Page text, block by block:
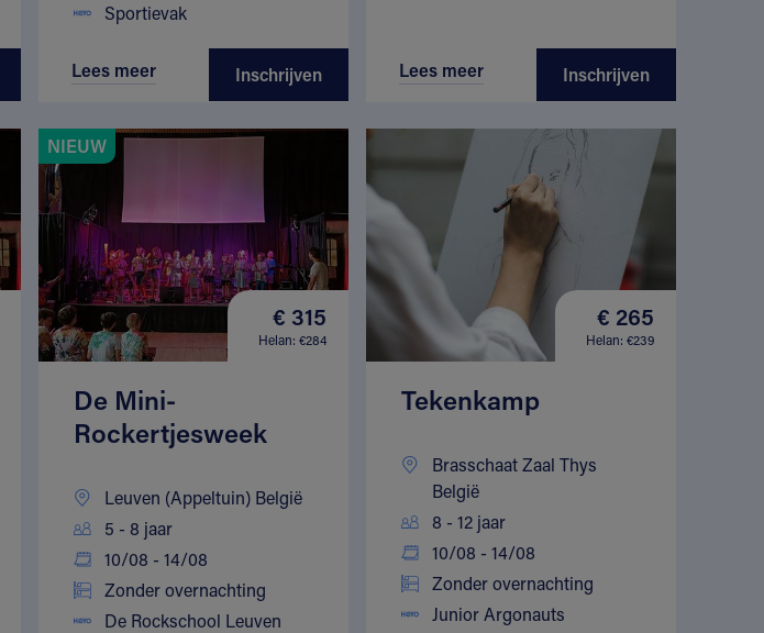
Sportievak
Lees meer Inschrijven Lees meer Inschrijven
NIEUW
€ 315
Helan: €284
De Mini-
Rockertjesweek
Leuven (Appeltuin) België
5 - 8 jaar
10/08 - 14/08
Zonder overnachting
De Rockschool Leuven
€ 265
Helan: €239
Tekenkamp
Brasschaat Zaal Thys
België
8 - 12 jaar
10/08 - 14/08
Zonder overnachting
Junior Argonauts